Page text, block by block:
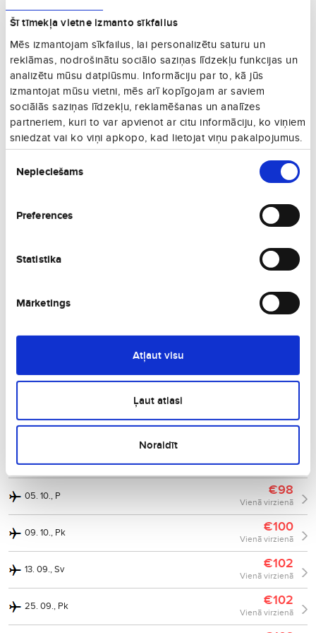
Šī tīmekļa vietne izmanto sīkfailus
Mēs izmantojam sīkfailus, lai personalizētu saturu un
reklāmas, nodrošinātu sociālo saziņas līdzekļu funkcijas un
analizētu mūsu datplūsmu. Informāciju par to, kā jūs
izmantojat mūsu vietni, mēs arī kopīgojam ar saviem
sociālās saziņas līdzekļu, reklamēšanas un analīzes
partneriem, kuri to var apvienot ar citu informāciju, ko viņiem
sniedzat vai ko viņi apkopo, kad lietojat viņu pakalpojumus.
izvēle
Nepieciešams
Preferences
Statistika
Mārketings
Atļaut visu
Ļaut atlasi
Noraidīt
17. 11., O
16. 11., P
Vienā virzienā
03. 12., C
21. 12., P €96
Vienā virzienā
27. 12., Sv €96
Vienā virzienā
Vienā virzienā
Vienā virzienā
€97
12. 09., S €96
18. 08., O €98
12. 10., P €98
Vienā virzienā
Vienā virzienā
05. 10., P €98
Vienā virzienā
09. 10., Pk €100
Vienā virzienā
13. 09., Sv €102
Vienā virzienā
25. 09., Pk €102
Vienā virzienā